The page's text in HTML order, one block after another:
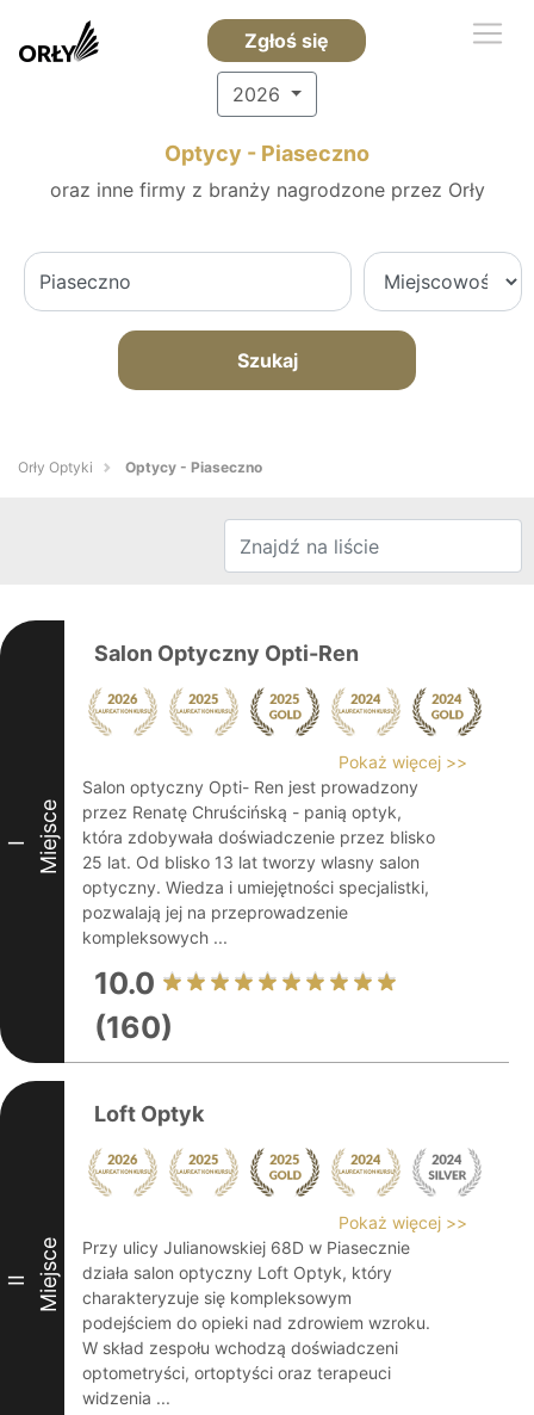
Zgłoś się
2026
Optycy - Piaseczno
oraz inne firmy z branży nagrodzone przez Orły
Szukaj
Orły Optyki Optycy - Piaseczno
I Miejsce
Salon Optyczny Opti-Ren
Pokaż więcej >>
Salon optyczny Opti- Ren jest prowadzony
przez Renatę Chruścińską - panią optyk,
która zdobywała doświadczenie przez blisko
25 lat. Od blisko 13 lat tworzy wlasny salon
optyczny. Wiedza i umiejętności specjalistki,
pozwalają jej na przeprowadzenie
kompleksowych ...
10.0
(160)
II Miejsce
Loft Optyk
Pokaż więcej >>
Przy ulicy Julianowskiej 68D w Piasecznie
działa salon optyczny Loft Optyk, który
charakteryzuje się kompleksowym
podejściem do opieki nad zdrowiem wzroku.
W skład zespołu wchodzą doświadczeni
optometryści, ortoptyści oraz terapeuci
widzenia ...